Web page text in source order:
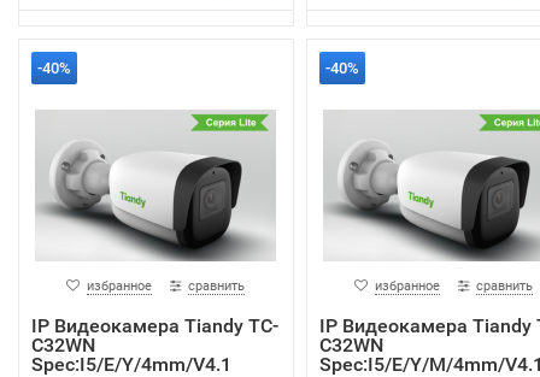
-40%
избранное сравнить
IP Видеокамера Tiandy TC-
C32WN
Spec:I5/E/Y/4mm/V4.1
-40%
избранное сравнить
IP Видеокамера Tiandy
C32WN
Spec:I5/E/Y/M/4mm/